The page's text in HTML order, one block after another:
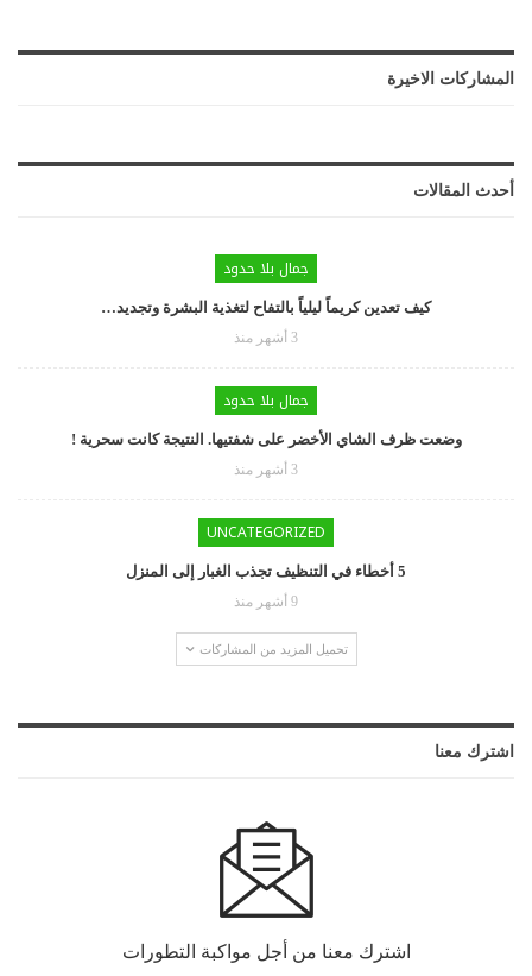
المشاركات الاخيرة
أحدث المقالات
جمال بلا حدود
كيف تعدين كريماً ليلياً بالتفاح لتغذية البشرة وتجديد…
3 أشهر منذ
جمال بلا حدود
وضعت ظرف الشاي الأخضر على شفتيها. النتيجة كانت سحرية !
3 أشهر منذ
UNCATEGORIZED
5 أخطاء في التنظيف تجذب الغبار إلى المنزل
9 أشهر منذ
تحميل المزيد من المشاركات
اشترك معنا
اشترك معنا من أجل مواكبة التطورات